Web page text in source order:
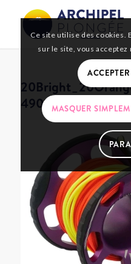
4902-9f53-
Ce site utilise des cookies.
sur le site, vous
MASQUER